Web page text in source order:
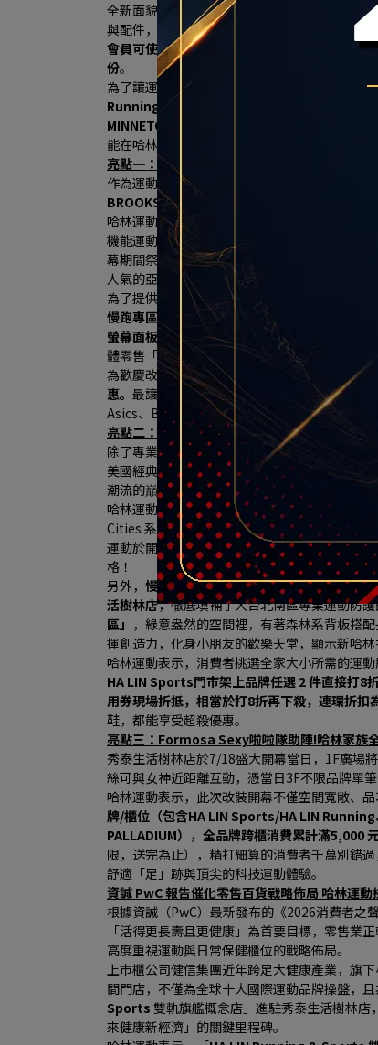
全新面貌亮相，並自7/2（四）至8/26（三）
與配件，於1樓規劃主打商品展示區，讓消費者
會員可使用20點兌換200元3樓品牌購物金；於
份。
為了讓運動迷們擁有前所未有的頂級購物體驗
Running
MINNETONKA鞋款與亞洲慢跑工藝之王Asics
能在哈林運動獲得滿足感，以下分享門市三大亮
亮點一：HA LIN Running集結機能三巨頭
作為運動用品通路領導品牌，哈林運動看到南
BROOKS三大品牌，於HA LIN Running 慢跑專
哈林運動表示，此次於HA LIN Running專區中
機能運動鞋款，致力於開發適應高難度地形與
幕期間祭出限量夢幻折扣，門市並引進了亞洲
人氣的亞瑟膠避震科技與專屬高質感跑鞋牆，
為了提供最專業的購鞋體驗，
哈林運動特別與
慢跑專區獨家打造「專業跑步機實境動態體驗
螢幕面板， 消費者可以現場換上心儀的跑鞋，
體零售「沉浸式體驗」新門市。
為歡慶改裝開幕，HA LIN Running專區商品全
惠。 最讓跑友心動的是，只要購買鞋款的「原
Asics、BROOKS的頂級專業機能跑鞋），
再
亮點二：HA LIN Sports：獨家MINNETONKA
除了專業機能運動，哈林運動此次同步規劃 HA
美國經典手工皮鞋傳奇品牌「MINNETONKA（
潮流的巔峰之作 ── 「MS70 復古運動休閒鞋
哈林運動表示，為慶祝秀泰生活樹林店盛大改
Cities 系列 ── 珍珠奶茶款與小籠包款」女鞋
運動於開幕慶期間再加碼贈送 2 款限定配色鞋
格！
另外， 慢跑與重訓迷最愛的 UNDER ARMOUR
活樹林店，徹底填補了大台北南區專業運動防
區」 ，綠意盎然的空間裡，有著森林系背板搭
揮創造力，化身小朋友的歡樂天堂，顯示新哈林
哈林運動表示，消費者挑選全家大小所需的運
HA LIN Sports門市架上品牌任選 2 件直接打8折
用券現場折抵，相當於打8折再下殺，連環折扣
鞋，都能享受超殺優惠。
亮點三：Formosa Sexy啦啦隊助陣!哈林家族
秀泰生活樹林店於7/18盛大開幕當日，1F廣場
絲可與女神近距離互動，憑當日3F不限品牌單
哈林運動表示，此次改裝開幕不僅空間寬敞、
牌/櫃位（包含HA LIN Sports/HA LIN Running
PALLADIUM），全品牌跨櫃消費累計滿5,000
限，送完為止），精打細算的消費者千萬別錯
舒適「足」跡與頂尖的科技運動體驗。
資誠 PwC 報告催化零售百貨戰略佈局 哈林運
根據資誠（PwC）最新發布的《2026消費者之
「活得更長壽且更健康」為首要目標，零售業
高度重視運動與日常保健櫃位的戰略佈局。
上市櫃公司健信集團近年跨足大健康產業，旗
間門店，不僅為全球十大國際運動品牌操盤，
Sports 雙軌旗艦概念店」進駐秀泰生活樹林
來健康新經濟」的關鍵里程碑。